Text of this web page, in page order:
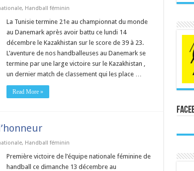
, Handball féminin
La Tunisie termine 21e au championnat du monde
au Danemark après avoir battu ce lundi 14
décembre le Kazakhistan sur le score de 39 à 23.
L’aventure de nos handballeuses au Danemark se
termine par une large victoire sur le Kazakhistan ,
un dernier match de classement qui les place …
Read More »
, Handball féminin
Première victoire de l’équipe nationale féminine de
handball ce dimanche 13 décembre au